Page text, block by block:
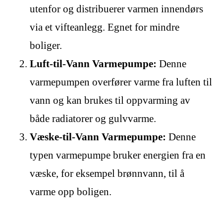
utenfor og distribuerer varmen innendørs
via et vifteanlegg. Egnet for mindre
boliger.
Luft-til-Vann Varmepumpe: Denne
varmepumpen overfører varme fra luften til
vann og kan brukes til oppvarming av
både radiatorer og gulvvarme.
Væske-til-Vann Varmepumpe: Denne
typen varmepumpe bruker energien fra en
væske, for eksempel brønnvann, til å
varme opp boligen.